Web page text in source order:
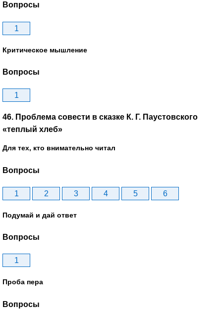
Вопросы
1
Критическое мышление
Вопросы
1
46. Проблема совести в сказке К. Г. Паустовского
«теплый хлеб»
Для тех, кто внимательно читал
Вопросы
1 2 3 4 5 6
Подумай и дай ответ
Вопросы
1
Проба пера
Вопросы